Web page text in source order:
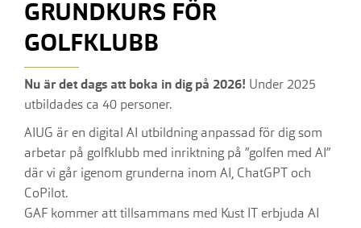
GRUNDKURS FÖR
GOLFKLUBB
Nu är det dags att boka in dig på 2026! Under 2025
utbildades ca 40 personer.
AIUG är en digital AI utbildning anpassad för dig som
arbetar på golfklubb med inriktning på ”golfen med AI”
där vi går igenom grunderna inom AI, ChatGPT och
CoPilot.
GAF kommer att tillsammans med Kust IT erbjuda AI